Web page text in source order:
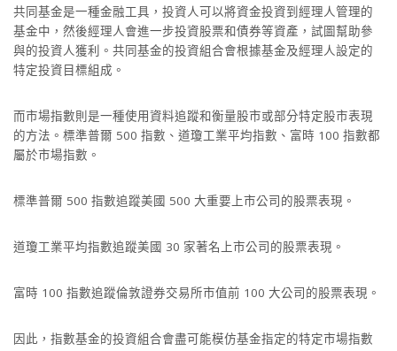
共同基金是一種金融工具，投資人可以將資金投資到經理人管理的
基金中，然後經理人會進一步投資股票和債券等資產，試圖幫助參
與的投資人獲利。共同基金的投資組合會根據基金及經理人設定的
特定投資目標組成。
而市場指數則是一種使用資料追蹤和衡量股市或部分特定股市表現
的方法。標準普爾 500 指數、道瓊工業平均指數、富時 100 指數都
屬於市場指數。
標準普爾 500 指數追蹤美國 500 大重要上市公司的股票表現。
道瓊工業平均指數追蹤美國 30 家著名上市公司的股票表現。
富時 100 指數追蹤倫敦證券交易所市值前 100 大公司的股票表現。
因此，指數基金的投資組合會盡可能模仿基金指定的特定市場指數